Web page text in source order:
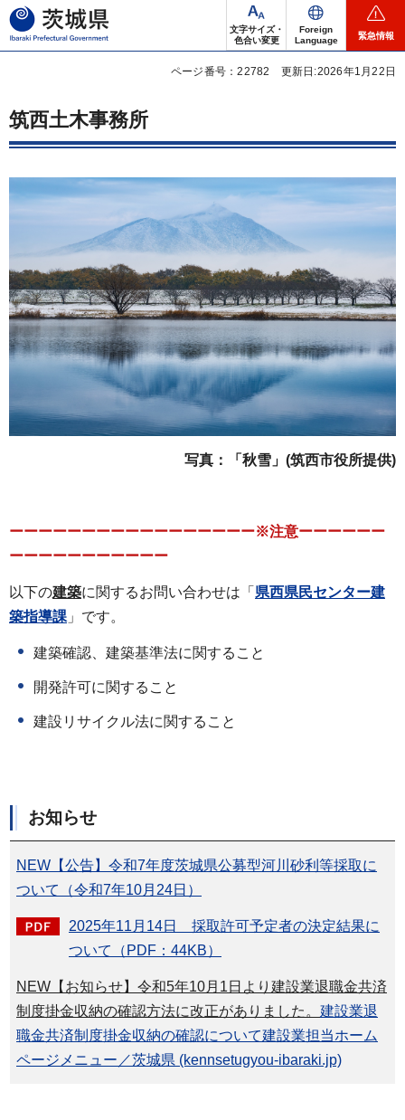
茨城県
文字サイズ・
色合い変更
Foreign
Language
緊急情報
ページ番号：22782 更新日:2026年1月22日
筑西土木事務所
写真：「秋雪」(筑西市役所提供)
ーーーーーーーーーーーーーーーーー※注意ーーーーーー
ーーーーーーーーーーー
以下の建築に関するお問い合わせは「 県西県民センター建
築指導課 」です。
建築確認、建築基準法に関すること
開発許可に関すること
建設リサイクル法に関すること
お知らせ
NEW【公告】令和7年度茨城県公募型河川砂利等採取に
ついて（令和7年10月24日）
2025年11月14日 採取許可予定者の決定結果に
ついて（PDF：44KB）
NEW【お知らせ】令和5年10月1日より建設業退職金共済
制度掛金収納の確認方法に改正がありました。 建設業退
職金共済制度掛金収納の確認について建設業担当ホーム
ページメニュー／茨城県 (kennsetugyou-ibaraki.jp)